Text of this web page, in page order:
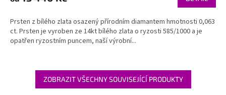
A
Prsten z bílého zlata osazený přírodním diamantem hmotnosti 0,063
ct. Prsten je vyroben ze 14kt bílého zlata o ryzosti 585/1000 a je
opatřen ryzostním puncem, naší výrobní...
ZOBRAZIT VŠECHNY SOUVISEJÍCÍ PRODUKTY